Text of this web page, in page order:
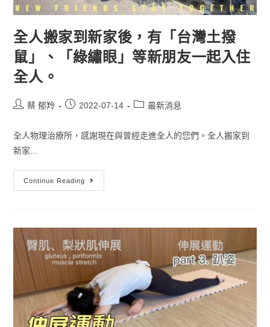
全人搬家到新家後，有「台灣土撥
鼠」、「綠繡眼」等新朋友一起入住
全人。
蔡 郁羚 2022-07-14 最新消息
全人物理治療所，感謝現在與曾經走進全人的您們。全人搬家到
新家...
Continue Reading